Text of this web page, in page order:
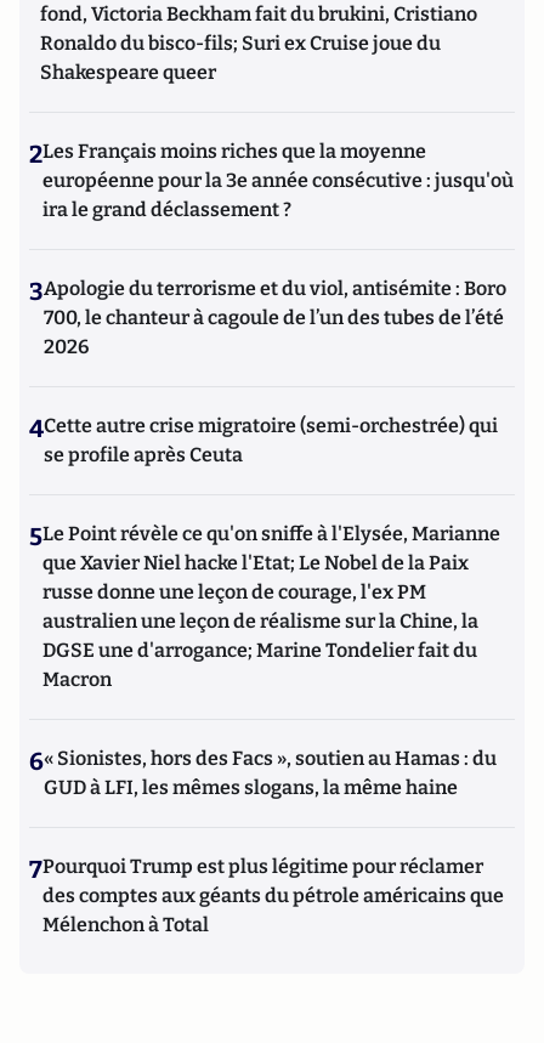
fond, Victoria Beckham fait du brukini, Cristiano
Ronaldo du bisco-fils; Suri ex Cruise joue du
Shakespeare queer
2Les Français moins riches que la moyenne
européenne pour la 3e année consécutive : jusqu'où
ira le grand déclassement ?
3Apologie du terrorisme et du viol, antisémite : Boro
700, le chanteur à cagoule de l’un des tubes de l’été
2026
4Cette autre crise migratoire (semi-orchestrée) qui
se profile après Ceuta
5Le Point révèle ce qu'on sniffe à l'Elysée, Marianne
que Xavier Niel hacke l'Etat; Le Nobel de la Paix
russe donne une leçon de courage, l'ex PM
australien une leçon de réalisme sur la Chine, la
DGSE une d'arrogance; Marine Tondelier fait du
Macron
6« Sionistes, hors des Facs », soutien au Hamas : du
GUD à LFI, les mêmes slogans, la même haine
7Pourquoi Trump est plus légitime pour réclamer
des comptes aux géants du pétrole américains que
Mélenchon à Total